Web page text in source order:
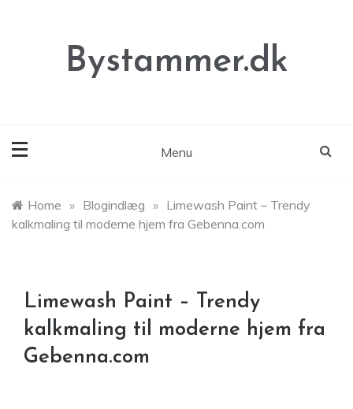
Bystammer.dk
Menu
Home » Blogindlæg » Limewash Paint – Trendy
kalkmaling til moderne hjem fra Gebenna.com
Limewash Paint – Trendy
kalkmaling til moderne hjem fra
Gebenna.com